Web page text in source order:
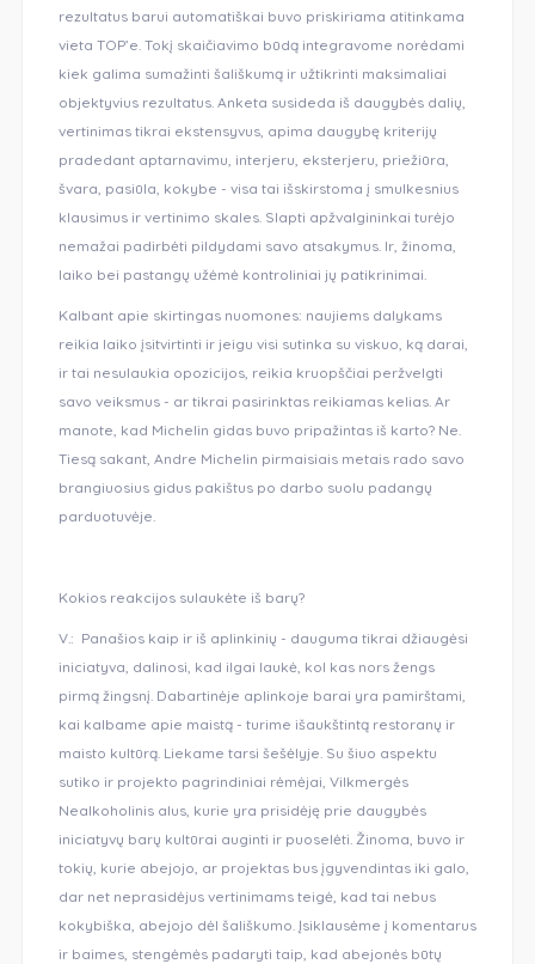
rezultatus barui automatiškai buvo priskiriama atitinkama
vieta TOP’e. Tokį skaičiavimo būdą integravome norėdami
kiek galima sumažinti šališkumą ir užtikrinti maksimaliai
objektyvius rezultatus. Anketa susideda iš daugybės dalių,
vertinimas tikrai ekstensyvus, apima daugybę kriterijų
pradedant aptarnavimu, interjeru, eksterjeru, priežiūra,
švara, pasiūla, kokybe - visa tai išskirstoma į smulkesnius
klausimus ir vertinimo skales. Slapti apžvalgininkai turėjo
nemažai padirbėti pildydami savo atsakymus. Ir, žinoma,
laiko bei pastangų užėmė kontroliniai jų patikrinimai.
Kalbant apie skirtingas nuomones: naujiems dalykams
reikia laiko įsitvirtinti ir jeigu visi sutinka su viskuo, ką darai,
ir tai nesulaukia opozicijos, reikia kruopščiai peržvelgti
savo veiksmus - ar tikrai pasirinktas reikiamas kelias. Ar
manote, kad Michelin gidas buvo pripažintas iš karto? Ne.
Tiesą sakant, Andre Michelin pirmaisiais metais rado savo
brangiuosius gidus pakištus po darbo suolu padangų
parduotuvėje.
Kokios reakcijos sulaukėte iš barų?
V.: Panašios kaip ir iš aplinkinių - dauguma tikrai džiaugėsi
iniciatyva, dalinosi, kad ilgai laukė, kol kas nors žengs
pirmą žingsnį. Dabartinėje aplinkoje barai yra pamirštami,
kai kalbame apie maistą - turime išaukštintą restoranų ir
maisto kultūrą. Liekame tarsi šešėlyje. Su šiuo aspektu
sutiko ir projekto pagrindiniai rėmėjai, Vilkmergės
Nealkoholinis alus, kurie yra prisidėję prie daugybės
iniciatyvų barų kultūrai auginti ir puoselėti. Žinoma, buvo ir
tokių, kurie abejojo, ar projektas bus įgyvendintas iki galo,
dar net neprasidėjus vertinimams teigė, kad tai nebus
kokybiška, abejojo dėl šališkumo. Įsiklausėme į komentarus
ir baimes, stengėmės padaryti taip, kad abejonės būtų